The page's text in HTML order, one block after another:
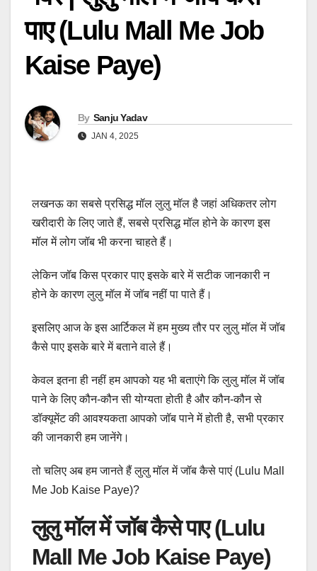
पाए (Lulu Mall Me Job
Kaise Paye)
By Sanju Yadav
JAN 4, 2025
लखनऊ का सबसे प्रसिद्ध मॉल लुलु मॉल है जहां अधिकतर लोग
खरीदारी के लिए जाते हैं, सबसे प्रसिद्ध मॉल होने के कारण इस
मॉल में लोग जॉब भी करना चाहते हैं।
लेकिन जॉब किस प्रकार पाए इसके बारे में सटीक जानकारी न
होने के कारण लुलु मॉल में जॉब नहीं पा पाते हैं।
इसलिए आज के इस आर्टिकल में हम मुख्य तौर पर लुलु मॉल में जॉब
कैसे पाए इसके बारे में बताने वाले हैं।
केवल इतना ही नहीं हम आपको यह भी बताएंगे कि लुलु मॉल में जॉब
पाने के लिए कौन-कौन सी योग्यता होती है और कौन-कौन से
डॉक्यूमेंट की आवश्यकता आपको जॉब पाने में होती है, सभी प्रकार
की जानकारी हम जानेंगे।
तो चलिए अब हम जानते हैं लुलु मॉल में जॉब कैसे पाएं (lulu Mall
Me Job Kaise Paye)?
लुलु मॉल में जॉब कैसे पाए (Lulu
Mall Me Job Kaise Paye)